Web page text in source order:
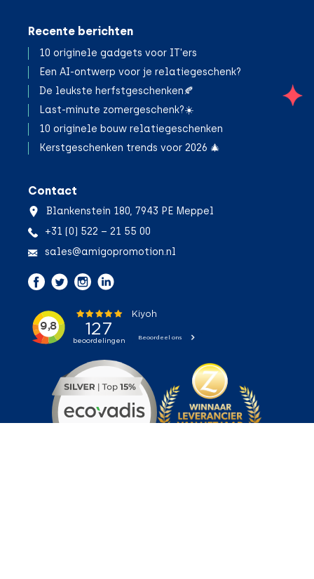
Recente berichten
10 originele gadgets voor IT'ers
Een AI-ontwerp voor je relatiegeschenk?
De leukste herfstgeschenken🍂
Last-minute zomergeschenk?☀️
10 originele bouw relatiegeschenken
Kerstgeschenken trends voor 2026 🎄
Contact
Blankenstein 180, 7943 PE Meppel
+31 (0) 522 – 21 55 00
sales@amigopromotion.nl
;